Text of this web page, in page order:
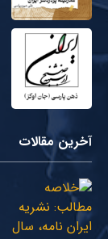
آخرین مقالات